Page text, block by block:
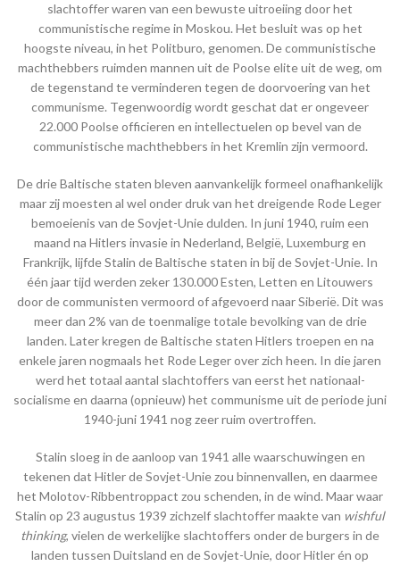
slachtoffer waren van een bewuste uitroeiing door het
communistische regime in Moskou. Het besluit was op het
hoogste niveau, in het Politburo, genomen. De communistische
machthebbers ruimden mannen uit de Poolse elite uit de weg, om
de tegenstand te verminderen tegen de doorvoering van het
communisme. Tegenwoordig wordt geschat dat er ongeveer
22.000 Poolse officieren en intellectuelen op bevel van de
communistische machthebbers in het Kremlin zijn vermoord.
De drie Baltische staten bleven aanvankelijk formeel onafhankelijk
maar zij moesten al wel onder druk van het dreigende Rode Leger
bemoeienis van de Sovjet-Unie dulden. In juni 1940, ruim een
maand na Hitlers invasie in Nederland, België, Luxemburg en
Frankrijk, lijfde Stalin de Baltische staten in bij de Sovjet-Unie. In
één jaar tijd werden zeker 130.000 Esten, Letten en Litouwers
door de communisten vermoord of afgevoerd naar Siberië. Dit was
meer dan 2% van de toenmalige totale bevolking van de drie
landen. Later kregen de Baltische staten Hitlers troepen en na
enkele jaren nogmaals het Rode Leger over zich heen. In die jaren
werd het totaal aantal slachtoffers van eerst het nationaal-
socialisme en daarna (opnieuw) het communisme uit de periode juni
1940-juni 1941 nog zeer ruim overtroffen.
Stalin sloeg in de aanloop van 1941 alle waarschuwingen en
tekenen dat Hitler de Sovjet-Unie zou binnenvallen, en daarmee
het Molotov-Ribbentroppact zou schenden, in de wind. Maar waar
Stalin op 23 augustus 1939 zichzelf slachtoffer maakte van wishful
thinking, vielen de werkelijke slachtoffers onder de burgers in de
landen tussen Duitsland en de Sovjet-Unie, door Hitler én op